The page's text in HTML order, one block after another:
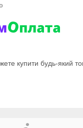
купити будь-який